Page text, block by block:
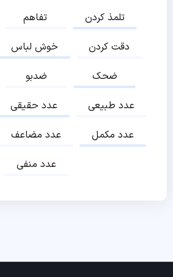
تفاهم
تلمذ کردن
خوش لباس
دقت کردن
ضدبو
ضحک
عدد حقیقی
عدد طبیعی
عدد مضاعف
عدد مکمل
عدد منفی